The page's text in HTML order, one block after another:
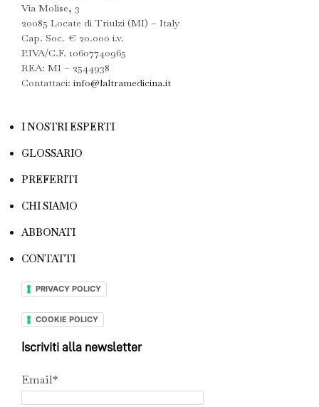
Via Molise, 3
20085 Locate di Triulzi (MI) – Italy
Cap. Soc. € 20.000 i.v.
P.IVA/C.F. 10607740965
REA: MI – 2544938
Contattaci: info@laltramedicina.it
I NOSTRI ESPERTI
GLOSSARIO
PREFERITI
CHI SIAMO
ABBONATI
CONTATTI
PRIVACY POLICY
COOKIE POLICY
Iscriviti alla newsletter
Email*